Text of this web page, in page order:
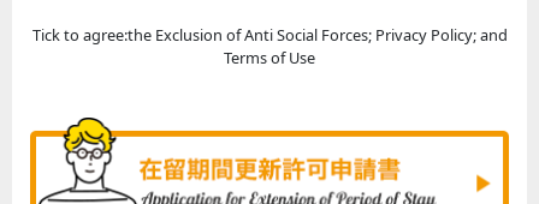
Tick to agree:the Exclusion of Anti Social Forces; Privacy Policy; and
Terms of Use